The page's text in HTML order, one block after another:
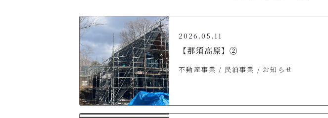
2026.05.11
【那須高原】②
不動産事業 民泊事業 お知らせ